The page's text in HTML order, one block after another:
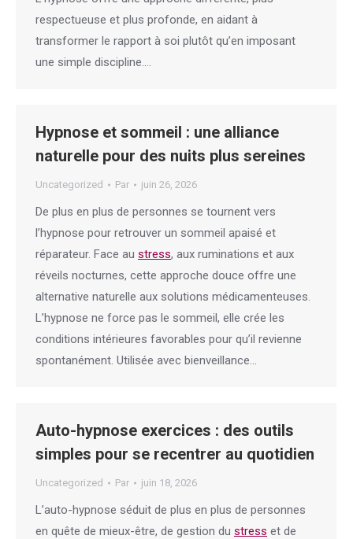
respectueuse et plus profonde, en aidant à
transformer le rapport à soi plutôt qu’en imposant
une simple discipline.…
Hypnose et sommeil : une alliance
naturelle pour des nuits plus sereines
Uncategorized Par juin 26, 2026
De plus en plus de personnes se tournent vers
l’hypnose pour retrouver un sommeil apaisé et
réparateur. Face au stress, aux ruminations et aux
réveils nocturnes, cette approche douce offre une
alternative naturelle aux solutions médicamenteuses.
L’hypnose ne force pas le sommeil, elle crée les
conditions intérieures favorables pour qu’il revienne
spontanément. Utilisée avec bienveillance…
Auto-hypnose exercices : des outils
simples pour se recentrer au quotidien
Uncategorized Par juin 18, 2026
L’auto-hypnose séduit de plus en plus de personnes
en quête de mieux-être, de gestion du stress et de